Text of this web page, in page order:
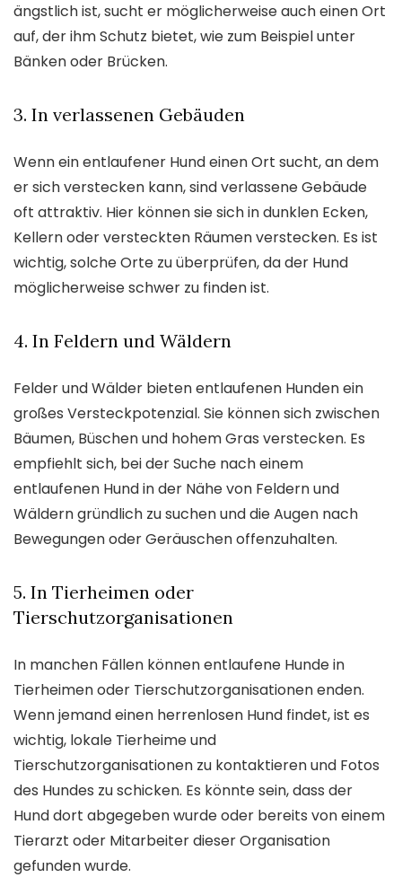
ängstlich ist, sucht er möglicherweise auch einen Ort
auf, der ihm Schutz bietet, wie zum Beispiel unter
Bänken oder Brücken.
3. In verlassenen Gebäuden
Wenn ein entlaufener Hund einen Ort sucht, an dem
er sich verstecken kann, sind verlassene Gebäude
oft attraktiv. Hier können sie sich in dunklen Ecken,
Kellern oder versteckten Räumen verstecken. Es ist
wichtig, solche Orte zu überprüfen, da der Hund
möglicherweise schwer zu finden ist.
4. In Feldern und Wäldern
Felder und Wälder bieten entlaufenen Hunden ein
großes Versteckpotenzial. Sie können sich zwischen
Bäumen, Büschen und hohem Gras verstecken. Es
empfiehlt sich, bei der Suche nach einem
entlaufenen Hund in der Nähe von Feldern und
Wäldern gründlich zu suchen und die Augen nach
Bewegungen oder Geräuschen offenzuhalten.
5. In Tierheimen oder
Tierschutzorganisationen
In manchen Fällen können entlaufene Hunde in
Tierheimen oder Tierschutzorganisationen enden.
Wenn jemand einen herrenlosen Hund findet, ist es
wichtig, lokale Tierheime und
Tierschutzorganisationen zu kontaktieren und Fotos
des Hundes zu schicken. Es könnte sein, dass der
Hund dort abgegeben wurde oder bereits von einem
Tierarzt oder Mitarbeiter dieser Organisation
gefunden wurde.